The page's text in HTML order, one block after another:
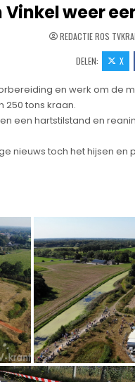
Vinkel weer
REDACTIE ROS
DELEN: X
en werk om de
tons kraan.
een hartstilstand en
nieuws toch het hijsen